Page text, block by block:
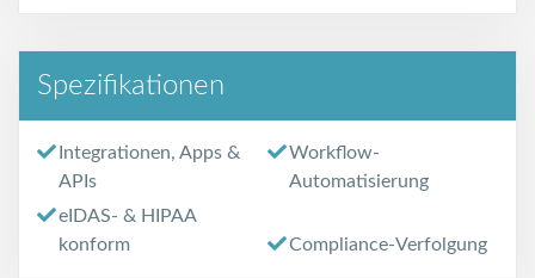
Spezifikationen
Integrationen, Apps &
APIs
Workflow-
Automatisierung
eIDAS- & HIPAA
konform
Compliance-Verfolgung